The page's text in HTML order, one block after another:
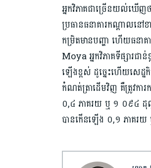
អ្នកវិភាគជាច្រើនយល់ឃើញថ
ប្រធានធនាគារកណ្តាល
កម្រិតមានបញ្ហា ហើយធនា
Moya អ្នកវិភាគទីផ្សារជា
ឡើងខ្ពស់ ដូច្នេះហើយសេដ្ឋ
កំណត់ត្រាដើមវិញ គឺត្រូវការ
០,៤ ភាគរយ ឬ ១​ ០៩៤ ដុល្ល
បានកើនឡើង ០,១ ភាគរ